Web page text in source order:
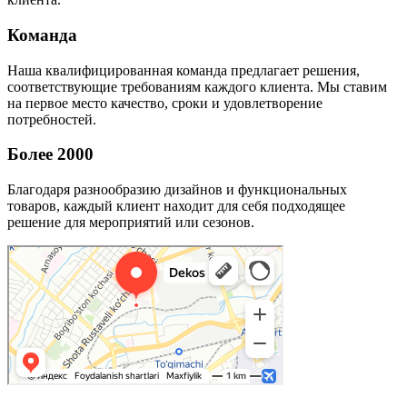
Команда
Наша квалифицированная команда предлагает решения,
соответствующие требованиям каждого клиента. Мы ставим
на первое место качество, сроки и удовлетворение
потребностей.
Более 2000
Благодаря разнообразию дизайнов и функциональных
товаров, каждый клиент находит для себя подходящее
решение для мероприятий или сезонов.